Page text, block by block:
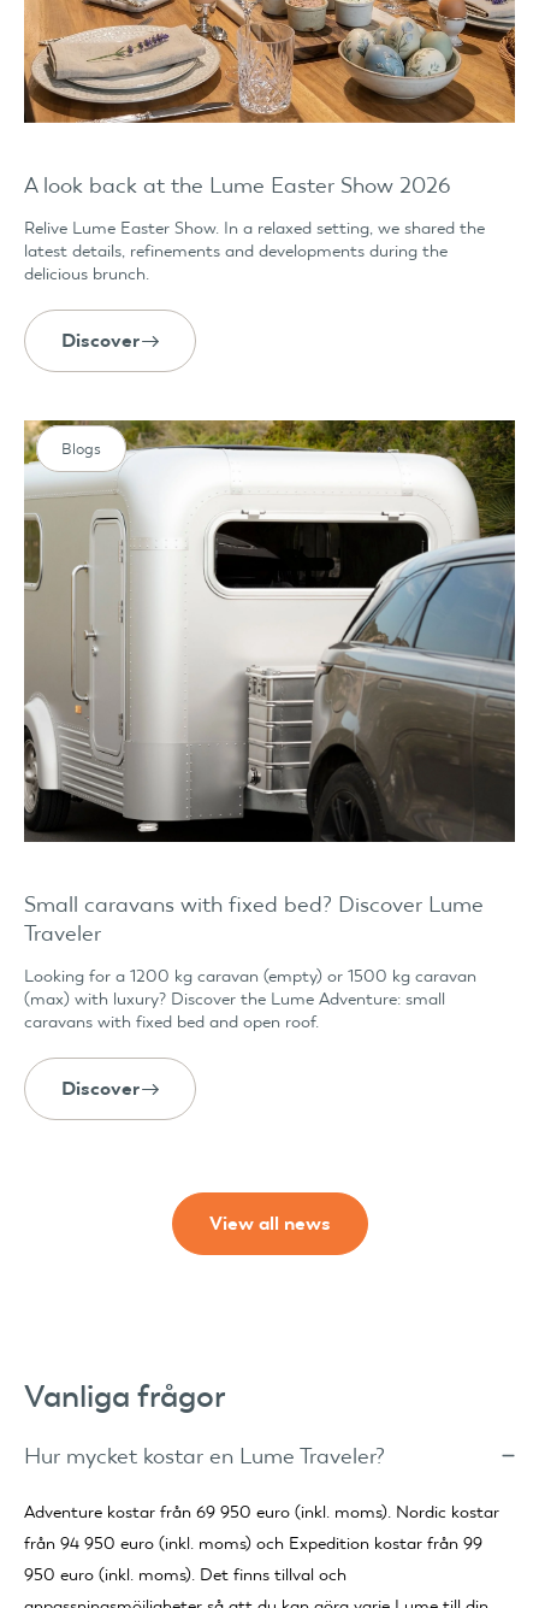
A look back at the Lume Easter Show 2026
Relive Lume Easter Show. In a relaxed setting, we shared the
latest details, refinements and developments during the
delicious brunch.
Discover
Small caravans with fixed bed? Discover Lume
Traveler
Looking for a 1200 kg caravan (empty) or 1500 kg caravan
(max) with luxury? Discover the Lume Adventure: small
caravans with fixed bed and open roof.
Discover
Blogs
View all news
Vanliga frågor
Hur mycket kostar en Lume Traveler?
Adventure kostar från 69 950 euro (inkl. moms). Nordic kostar
från 94 950 euro (inkl. moms) och Expedition kostar från 99
950 euro (inkl. moms). Det finns tillval och